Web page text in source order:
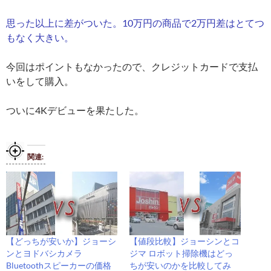
思った以上に差がついた。10万円の商品で2万円差はとてつ
もなく大きい。
今回はポイントもなかったので、クレジットカードで支払
いをして購入。
ついに4Kデビューを果たした。
関連
【どっちが安いか】ジョーシ
ンとヨドバシカメラ
Bluetoothスピーカーの価格
【値段比較】ジョーシンとコ
ジマ ロボット掃除機はどっ
ちが安いのかを比較してみ